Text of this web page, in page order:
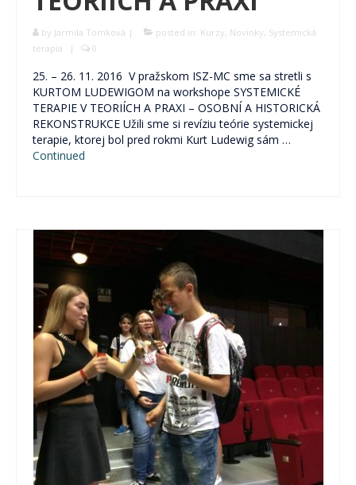
Pre verejnosť
Pre odborníkov
Pre školy a organizácie
Novinky
2% z daní pre ViaSua
Blog
Blog Skrotiť Draka
Kontakt
by Jarmila Tomková | posted in: Kurzy, Novinky, Systemická
terapia
| 0
25. – 26. 11. 2016 V pražskom ISZ-MC sme sa stretli s
KURTOM LUDEWIGOM na workshope SYSTEMICKÉ
TERAPIE V TEORIÍCH A PRAXI – OSOBNÍ A HISTORICKÁ
REKONSTRUKCE Užili sme si revíziu teórie systemickej
terapie, ktorej bol pred rokmi Kurt Ludewig sám …
Continued